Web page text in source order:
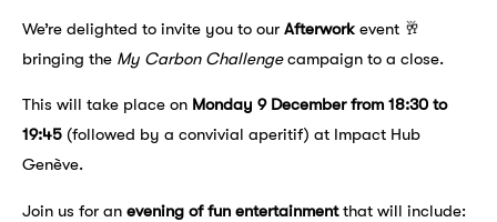
We’re delighted to invite you to our Afterwork event 🥂
bringing the My Carbon Challengecampaign to a close.
This will take place on Monday 9 December from 18:30 to
19:45 (followed by a convivial aperitif) at Impact Hub
Genève.
Join us for an evening of fun entertainmentthat will include: